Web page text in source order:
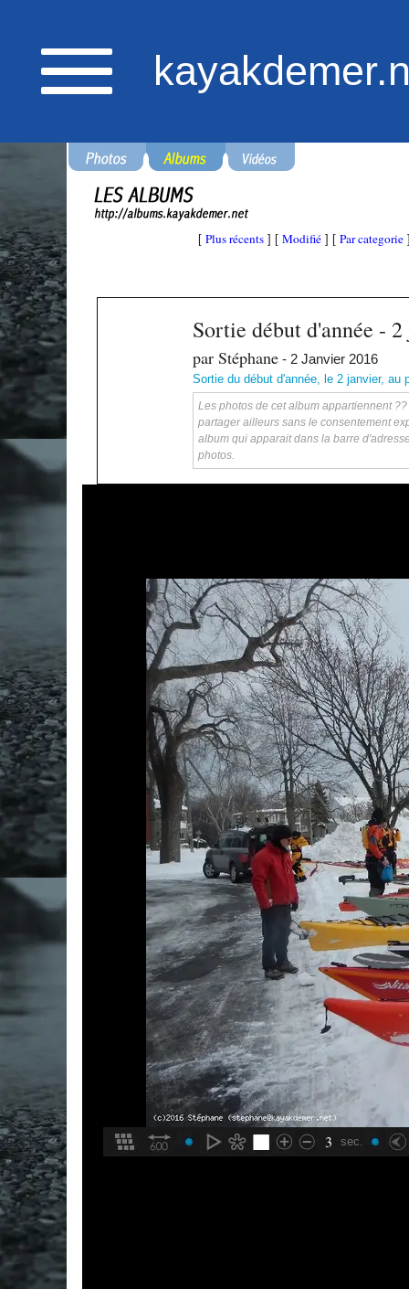
[ Plus récents ] [ Modifié ] [ Par categorie
Sortie début d'année -
par Stéphane - 2 Janvier 2016
Sortie du début d'année, le 2 janvier,
Les photos de cet album appartiennent
partager ailleurs sans le consentement
album qui apparait dans la barre
photos.
3 sec.